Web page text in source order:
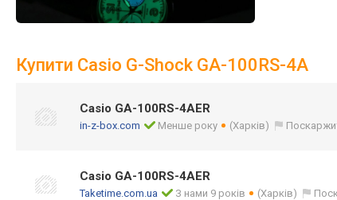
Купити Casio G-Shock GA-100RS-4A
Casio GA-100RS-4AER
in-z-box.com Менше року (Харків)
Casio GA-100RS-4AER
Taketime.com.ua З нами 9 років (Харків)